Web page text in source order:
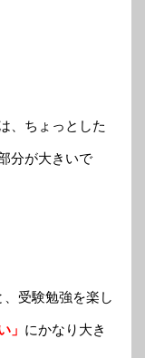
、ちょっとした
分が大きいで
受験勉強を楽し
」 にかなり大き